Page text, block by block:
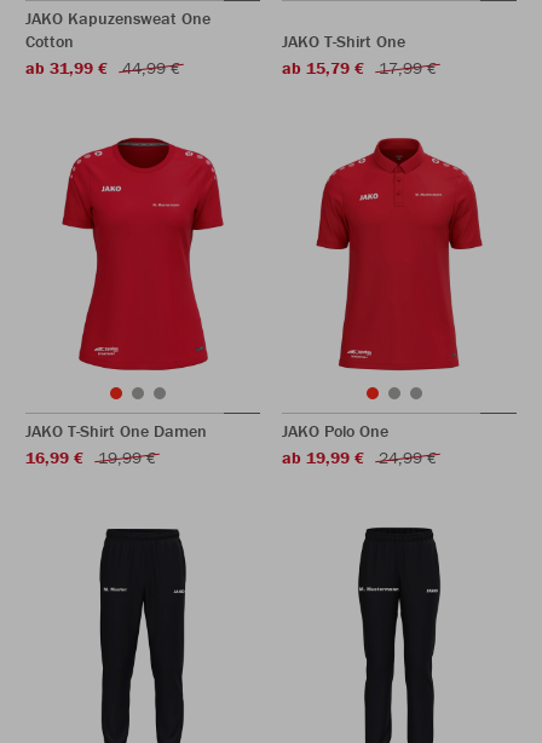
JAKO Kapuzensweat One
Cotton
ab 31,99 €
44,99 €
JAKO T-Shirt One
ab 15,79 €
17,99 €
JAKO T-Shirt One Damen
16,99 €
19,99 €
JAKO Polo One
ab 19,99 €
24,99 €